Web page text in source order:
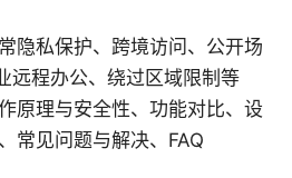
隐私保护、跨境访问、公开场
远程办公、绕过区域限制等
原理与安全性、功能对比、设
常见问题与解决、FAQ